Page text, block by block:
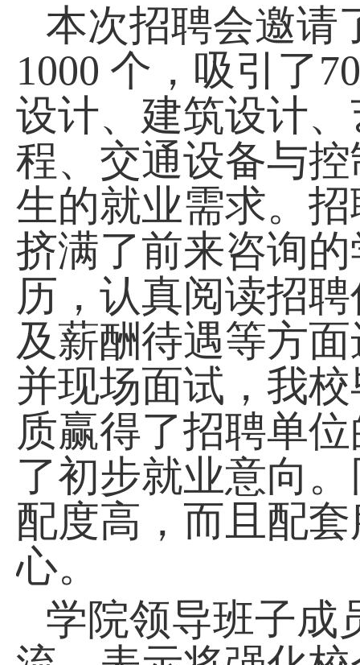
本次招聘会邀请
1000 个，吸引了
设计、建筑设计
程、交通设备与
生的就业需求。
挤满了前来咨询
历，认真阅读招
及薪酬待遇等方
并现场面试，我
质赢得了招聘单
了初步就业意向
配度高，而且配
心。
学院领导班子成